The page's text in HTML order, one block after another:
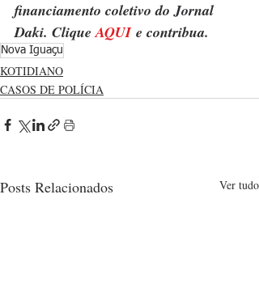
financiamento coletivo do Jornal
Daki. Clique AQUI e contribua.
Nova Iguaçu
KOTIDIANO
CASOS DE POLÍCIA
Posts Relacionados Ver tudo